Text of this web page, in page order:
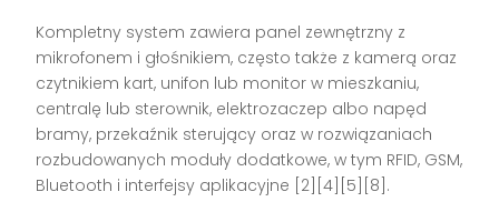
Kompletny system zawiera panel zewnętrzny z
mikrofonem i głośnikiem, często także z kamerą oraz
czytnikiem kart, unifon lub monitor w mieszkaniu,
centralę lub sterownik, elektrozaczep albo napęd
bramy, przekaźnik sterujący oraz w rozwiązaniach
rozbudowanych moduły dodatkowe, w tym RFID, GSM,
Bluetooth i interfejsy aplikacyjne [2][4][5][8].